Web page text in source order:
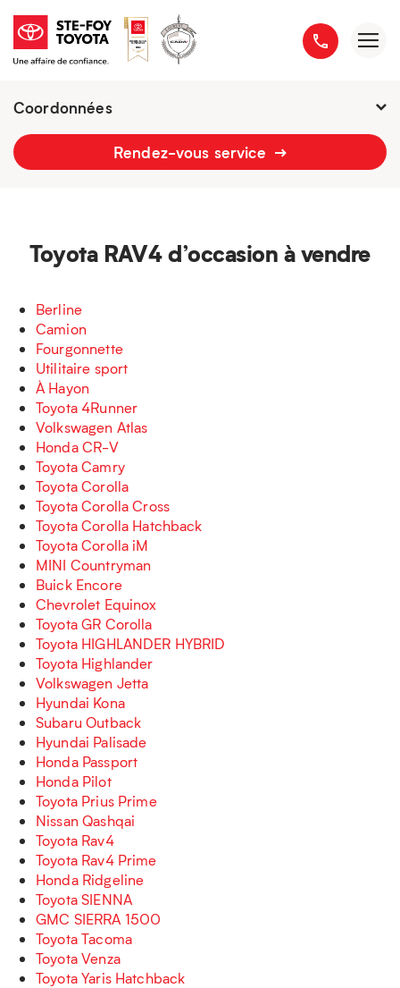
Coordonnées
Fermé : Ouverture-
Rendez-vous service
Toyota RAV4 d’occasion à vendre
Berline
Camion
Fourgonnette
Utilitaire sport
À Hayon
Toyota 4Runner
Volkswagen Atlas
Honda CR-V
Toyota Camry
Toyota Corolla
Toyota Corolla Cross
Toyota Corolla Hatchback
Toyota Corolla iM
MINI Countryman
Buick Encore
Chevrolet Equinox
Toyota GR Corolla
Toyota HIGHLANDER HYBRID
Toyota Highlander
Volkswagen Jetta
Hyundai Kona
Subaru Outback
Hyundai Palisade
Honda Passport
Honda Pilot
Toyota Prius Prime
Nissan Qashqai
Toyota Rav4
Toyota Rav4 Prime
Honda Ridgeline
Toyota SIENNA
GMC SIERRA 1500
Toyota Tacoma
Toyota Venza
Toyota Yaris Hatchback